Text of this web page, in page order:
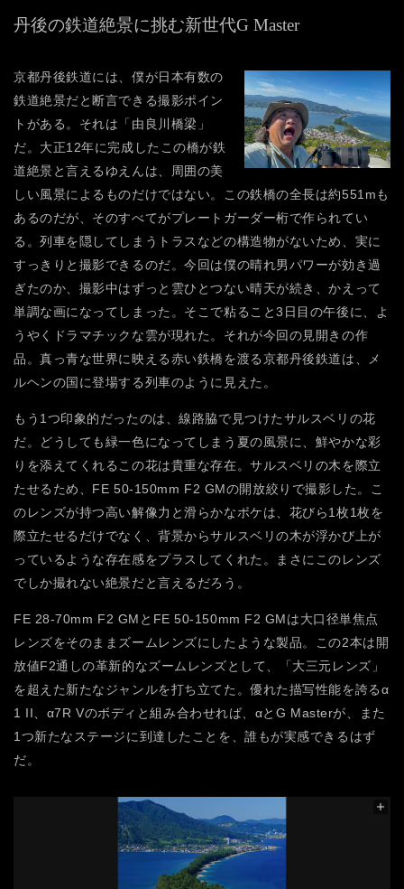
丹後の鉄道絶景に挑む新世代G Master
京都丹後鉄道には、僕が日本有数の
鉄道絶景だと断言できる撮影ポイン
トがある。それは「由良川橋梁」
だ。大正12年に完成したこの橋が鉄
道絶景と言えるゆえんは、周囲の美
しい風景によるものだけではない。この鉄橋の全長は約551mも
あるのだが、そのすべてがプレートガーダー桁で作られてい
る。列車を隠してしまうトラスなどの構造物がないため、実に
すっきりと撮影できるのだ。今回は僕の晴れ男パワーが効き過
ぎたのか、撮影中はずっと雲ひとつない晴天が続き、かえって
単調な画になってしまった。そこで粘ること3日目の午後に、よ
うやくドラマチックな雲が現れた。それが今回の見開きの作
品。真っ青な世界に映える赤い鉄橋を渡る京都丹後鉄道は、メ
ルヘンの国に登場する列車のように見えた。
もう1つ印象的だったのは、線路脇で見つけたサルスベリの花
だ。どうしても緑一色になってしまう夏の風景に、鮮やかな彩
りを添えてくれるこの花は貴重な存在。サルスベリの木を際立
たせるため、FE 50-150mm F2 GMの開放絞りで撮影した。こ
のレンズが持つ高い解像力と滑らかなボケは、花びら1枚1枚を
際立たせるだけでなく、背景からサルスベリの木が浮かび上が
っているような存在感をプラスしてくれた。まさにこのレンズ
でしか撮れない絶景だと言えるだろう。
FE 28-70mm F2 GMとFE 50-150mm F2 GMは大口径単焦点
レンズをそのままズームレンズにしたような製品。この2本は開
放値F2通しの革新的なズームレンズとして、「大三元レンズ」
を超えた新たなジャンルを打ち立てた。優れた描写性能を誇るα
1 II、α7R Vのボディと組み合わせれば、αとG Masterが、また
1つ新たなステージに到達したことを、誰もが実感できるはず
だ。